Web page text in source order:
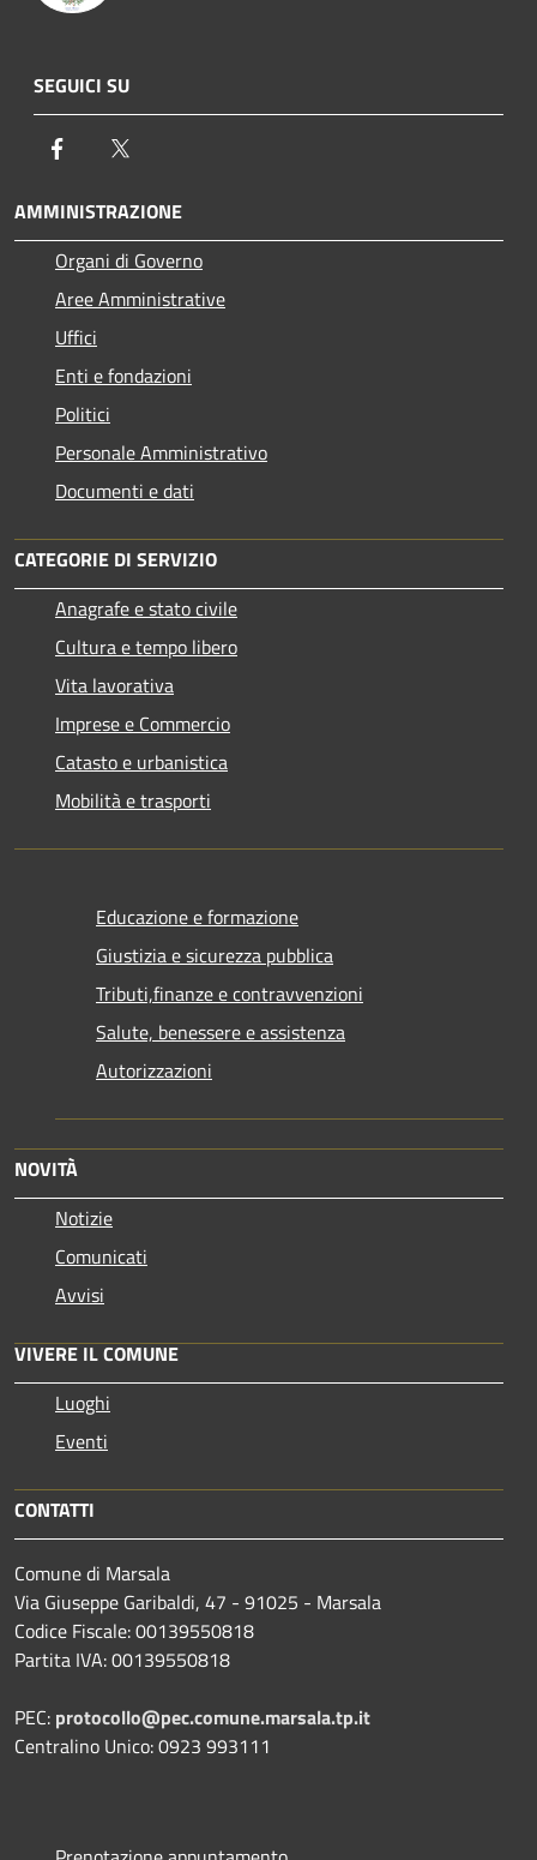
SEGUICI SU
Facebook
AMMINISTRAZIONE
Organi di Governo
Aree Amministrative
Uffici
Enti e fondazioni
Politici
Personale Amministrativo
Documenti e dati
CATEGORIE DI SERVIZIO
Anagrafe e stato civile
Cultura e tempo libero
Vita lavorativa
Imprese e Commercio
Catasto e urbanistica
Mobilità e trasporti
Educazione e formazione
Giustizia e sicurezza pubblica
Tributi,finanze e contravvenzioni
Salute, benessere e assistenza
Autorizzazioni
NOVITÀ
Notizie
Comunicati
Avvisi
VIVERE IL COMUNE
Luoghi
Eventi
CONTATTI
Comune di Marsala
Via Giuseppe Garibaldi, 47 - 91025 - Marsala
Codice Fiscale: 00139550818
Partita IVA: 00139550818
PEC: protocollo@pec.comune.marsala.tp.it
Centralino Unico: 0923 993111